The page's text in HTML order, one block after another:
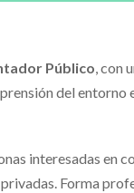
Público, con
del entorno
interesadas en
Forma